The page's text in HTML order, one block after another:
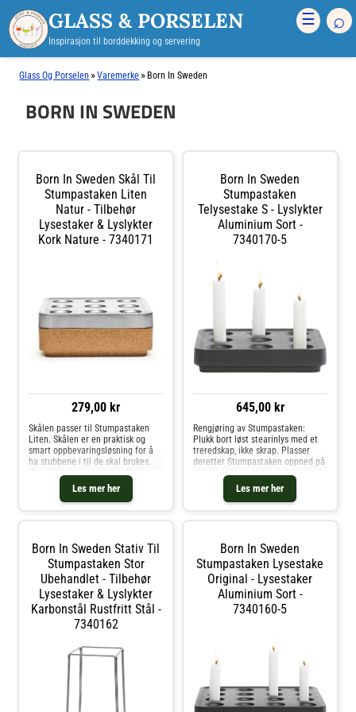
GLASS & PORSELEN
Inspirasjon til borddekking og servering
☰ ⌕
Glass Og Porselen »Varemerke » Born In Sweden
BORN IN SWEDEN
Born In Sweden Skål Til
Stumpastaken Liten
Natur - Tilbehør
Lysestaker & Lyslykter
Kork Nature - 7340171
279,00 kr
Les mer her
Skålen passer til Stumpastaken
Liten. Skålen er en praktisk og
smart oppbevaringsløsning for å
ha stubbene i til de skal brukes.
Lyslykter og andre Lysestaker &
Lyslykter hos Royal Design.
Born In Sweden
Stumpastaken
Telysestake S - Lyslykter
Aluminium Sort -
7340170-5
645,00 kr
Les mer her
Rengjøring av Stumpastaken:
Plukk bort løst stearinlys med et
treredskap, ikke skrap. Plasser
deretter Stumpastaken oppned på
Sett Stumpastaken i ovnen i ca 15
minutter på 90-100C grader, så
renner stearinen ned på folien.
Lysestaker & Lyslykter hos Royal
Design.
Born In Sweden Stativ Til
Stumpastaken Stor
Ubehandlet - Tilbehør
Lysestaker & Lyslykter
Karbonstål Rustfritt Stål -
7340162
Born In Sweden
Stumpastaken Lysestake
Original - Lysestaker
Aluminium Sort -
7340160-5